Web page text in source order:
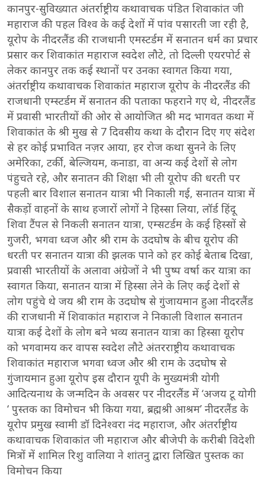
कानपुर-सुविख्यात अंतर्राष्ट्रीय कथावाचक पंडित शिवाकांत जी
महाराज की पहल विश्व के कई देशों में पांव पसारती जा रही है,
यूरोप के नीदरलैंड की राजधानी एमस्टर्डम में सनातन धर्म का प्रचार
प्रसार कर शिवाकांत महाराज स्वदेश लौटे, तो दिल्ली एयरपोर्ट से
लेकर कानपुर तक कई स्थानों पर उनका स्वागत किया गया,
अंतर्राष्ट्रीय कथावाचक शिवाकांत महाराज यूरोप के नीदरलैंड की
राजधानी एम्स्टर्डम में सनातन की पताका फहराने गए थे, नीदरलैंड
में प्रवासी भारतीयों की ओर से आयोजित श्री मद भागवत कथा में
शिवाकांत के श्री मुख से 7 दिवसीय कथा के दौरान दिए गए संदेश
से हर कोई प्रभावित नज़र आया, हर रोज कथा सुनने के लिए
अमेरिका, टर्की, बेल्जियम, कनाडा, वा अन्य कई देशों से लोग
पंहुचते रहे, और सनातन की शिक्षा भी ली यूरोप की धरती पर
पहली बार विशाल सनातन यात्रा भी निकाली गई, सनातन यात्रा में
सैकड़ों वाहनों के साथ हजारों लोगों ने हिस्सा लिया, लॉर्ड हिंदू
शिवा टैंपल से निकली सनातन यात्रा, एम्सटर्डम के कई हिस्सों से
गुजरी, भगवा ध्वज और श्री राम के उदघोष के बीच यूरोप की
धरती पर सनातन यात्रा की झलक पाने को हर कोई बेताब दिखा,
प्रवासी भारतीयों के अलावा अंग्रेजों ने भी पुष्प वर्षा कर यात्रा का
स्वागत किया, सनातन यात्रा में हिस्सा लेने के लिए कई देशों से
लोग पहुंचे थे जय श्री राम के उदघोष से गुंजायमान हुआ नीदरलैंड
की राजधानी में शिवाकांत महाराज ने निकाली विशाल सनातन
यात्रा कई देशों के लोग बने भव्य सनातन यात्रा का हिस्सा यूरोप
को भगवामय कर वापस स्वदेश लौटे अंतरराष्ट्रीय कथावाचक
शिवाकांत महाराज भगवा ध्वज और श्री राम के उदघोष से
गुंजायमान हुआ यूरोप इस दौरान यूपी के मुख्यमंत्री योगी
आदित्यनाथ के जन्मदिन के अवसर पर नीदरलैंड में ‘अजय टू योगी
‘ पुस्तक का विमोचन भी किया गया, ब्रह्मश्री आश्रम’ नीदरलैंड के
यूरोप प्रमुख स्वामी डॉ दिनेश्वरा नंद महाराज, और अंतर्राष्ट्रीय
कथावाचक शिवाकांत जी महाराज और बीजेपी के करीबी विदेशी
मित्रों में शामिल रिशु वालिया ने शांतनु द्वारा लिखित पुस्तक का
विमोचन किया